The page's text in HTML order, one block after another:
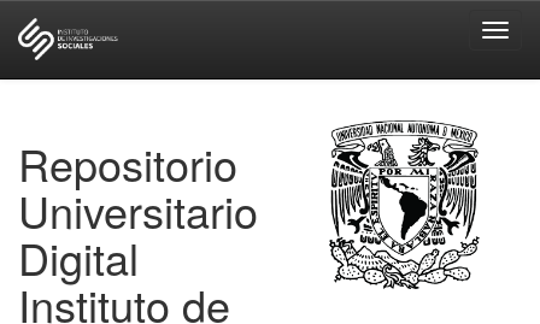
Repositorio
Universitario
Digital
Instituto de